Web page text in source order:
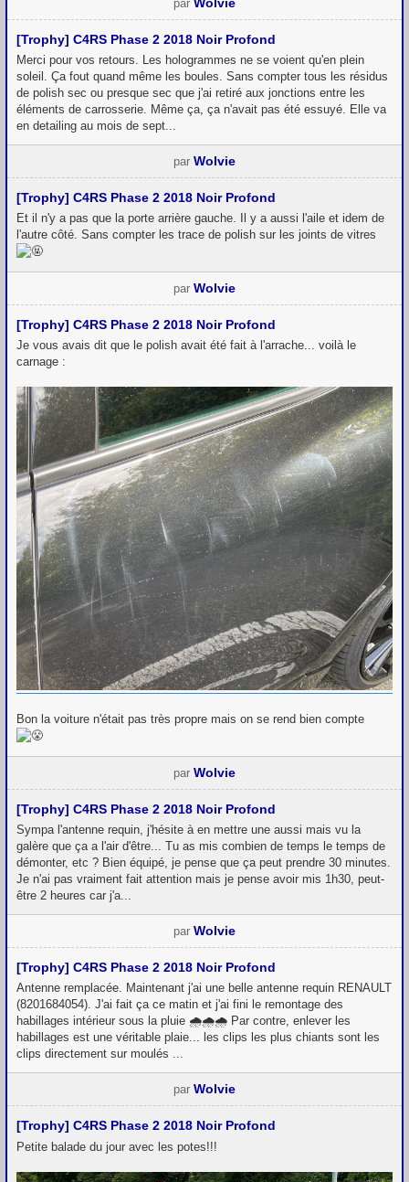
par
[Trophy] C4RS Phase 2 2018 Noir Profond
Merci pour vos retours. Les hologrammes ne se voient qu'en plein
soleil. Ça fout quand même les boules. Sans compter tous les résidus
de polish sec ou presque sec que j'ai retiré aux jonctions entre les
éléments de carrosserie. Même ça, ça n'avait pas été essuyé. Elle va
en detailing au mois de sept...
par Wolvie
[Trophy] C4RS Phase 2 2018 Noir Profond
Et il n'y a pas que la porte arrière gauche. Il y a aussi l'aile et idem de
l'autre côté. Sans compter les trace de polish sur les joints de vitres
par Wolvie
[Trophy] C4RS Phase 2 2018 Noir Profond
Je vous avais dit que le polish avait été fait à l'arrache... voilà le
carnage :
Bon la voiture n'était pas très propre mais on se rend bien compte
par Wolvie
[Trophy] C4RS Phase 2 2018 Noir Profond
Sympa l'antenne requin, j'hésite à en mettre une aussi mais vu la
galère que ça a l'air d'être... Tu as mis combien de temps le temps de
démonter, etc ? Bien équipé, je pense que ça peut prendre 30 minutes.
Je n'ai pas vraiment fait attention mais je pense avoir mis 1h30, peut-
être 2 heures car j'a...
par Wolvie
[Trophy] C4RS Phase 2 2018 Noir Profond
Antenne remplacée. Maintenant j'ai une belle antenne requin RENAULT
(8201684054). J'ai fait ça ce matin et j'ai fini le remontage des
habillages intérieur sous la pluie 🌧🌧🌧 Par contre, enlever les
habillages est une véritable plaie... les clips les plus chiants sont les
clips directement sur moulés ...
par Wolvie
[Trophy] C4RS Phase 2 2018 Noir Profond
Petite balade du jour avec les potes!!!